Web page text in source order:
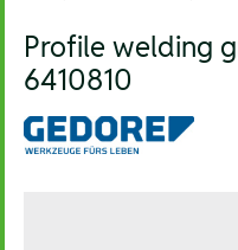
Profile welding
6410810